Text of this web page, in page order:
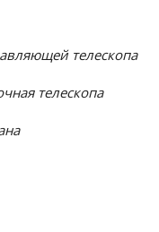
телескопа
телескопа